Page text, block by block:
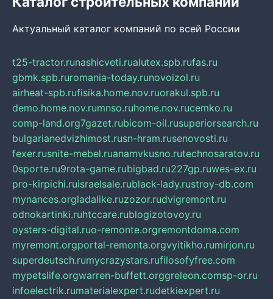
Актуальный каталог компаний по всей России
t25-tractor.runashicveti.rualutex.spb.rufas.ru
gbmk.spb.ruromania-today.runovoizol.ru
airheat-spb.rufisika.home.nov.ruorakul.spb.ru
demo.home.nov.rumnso.ruhome.nov.rucemko.ru
comp-land.org7gazet.rubicom-oil.rusuperiorsearch.ru
bulgarianedvizhimost.rusn-hram.rusenovosti.ru
fexer.rusnite-mebel.ruanamvkusno.rutechnosaratov.ru
0sporte.ru9rota-game.rubigbad.ru227gp.ruwes-ex.ru
pro-kirpichi.ruisraelsale.rublack-lady.rustroy-db.com
mynances.orgladalike.ruzozor.rudvigremont.ru
odnokartinki.ruhtccare.rublogizotovoy.ru
oysters-digital.ruo-remonte.orgremontdoma.com
myremont.orgportal-remonta.orgvyitikho.rumirjon.ru
superdeutsch.rumycrazystars.rufilosofyfree.com
mypetslife.orgwarren-buffett.orggreleon.comsp-or.ru
infoelectrik.rumaterialexpert.rudetkiexpert.ru